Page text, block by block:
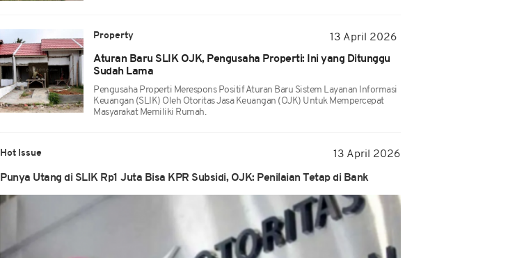
Property
13 April 2026
Aturan Baru SLIK OJK, Pengusaha Properti: Ini yang Ditunggu
Sudah Lama
Pengusaha Properti Merespons Positif Aturan Baru Sistem Layanan Informasi
Keuangan (SLIK) Oleh Otoritas Jasa Keuangan (OJK) Untuk Mempercepat
Masyarakat Memiliki Rumah.
Hot Issue 13 April 2026
Punya Utang di SLIK Rp1 Juta Bisa KPR Subsidi, OJK: Penilaian Tetap di Bank